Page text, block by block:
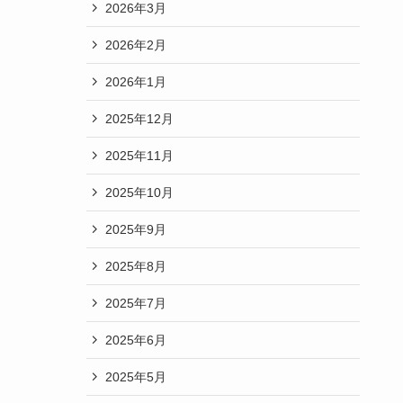
2026年3月
2026年2月
2026年1月
2025年12月
2025年11月
2025年10月
2025年9月
2025年8月
2025年7月
2025年6月
2025年5月